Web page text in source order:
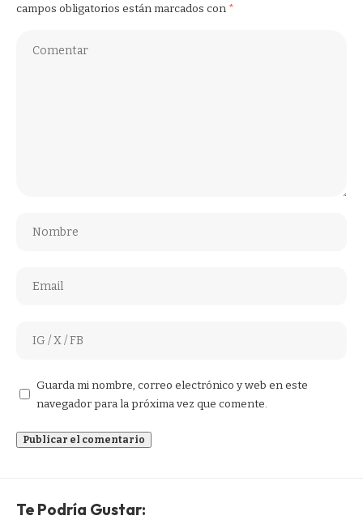
campos obligatorios están marcados con *
Guarda mi nombre, correo electrónico y web en este
navegador para la próxima vez que comente.
Te Podría Gustar: